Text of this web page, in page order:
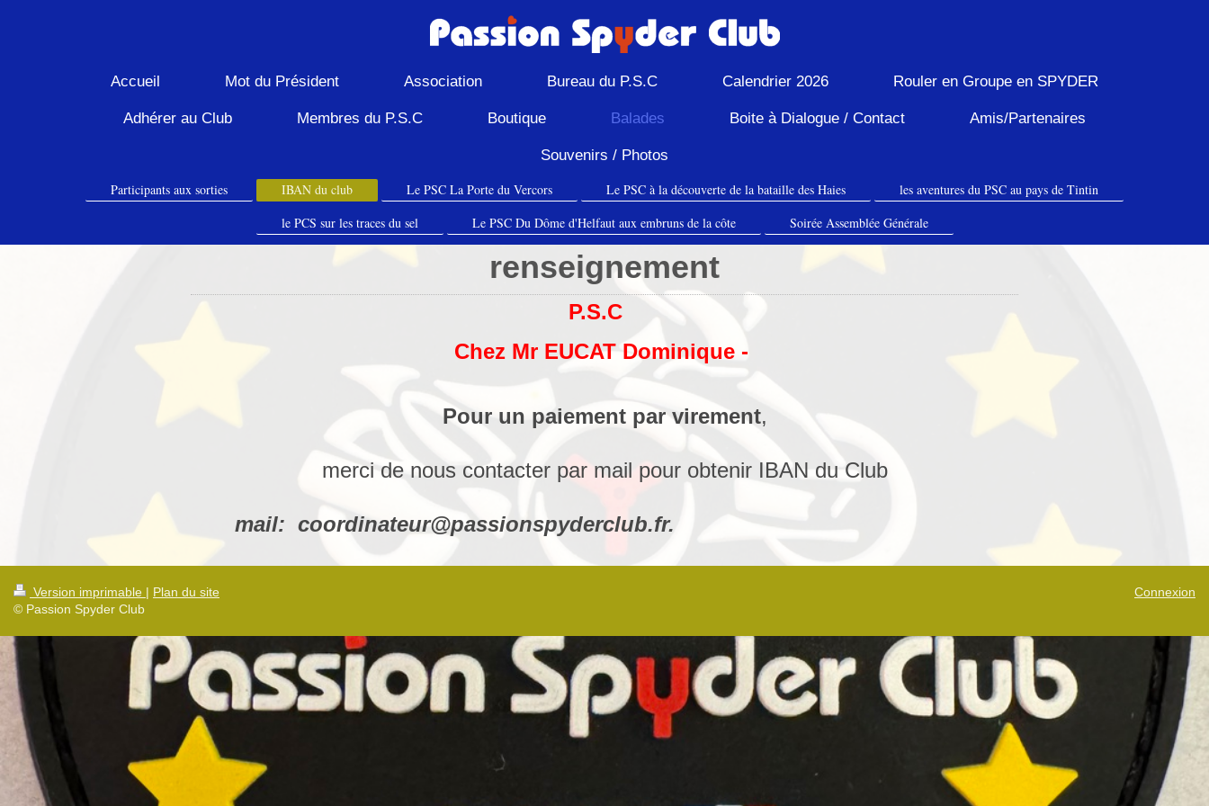
Accueil Mot du Président Association Bureau du P.S.C Calendrier 2026 Rouler en Groupe en SPYDER
Adhérer au Club Membres du P.S.C Boutique Balades Boite à Dialogue / Contact Amis/Partenaires
Souvenirs / Photos
Participants aux sorties IBAN du club Le PSC La Porte du Vercors Le PSC à la découverte de la bataille des Haies
les aventures du PSC au pays de Tintin
le PCS sur les traces du sel
Le PSC Du Dôme d'Helfaut aux embruns de la côte Soirée Assemblée Générale
renseignement
P.S.C
Chez Mr EUCAT Dominique -
Pour un paiement par virement,
merci de nous contacter par mail pour obtenir IBAN du Club
mail: coordinateur@passionspyderclub.fr.
Version imprimable | Plan du site
© Passion Spyder Club
Connexion